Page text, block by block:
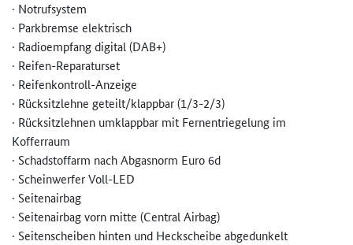
· Notrufsystem
· Parkbremse elektrisch
· Radioempfang digital (DAB+)
· Reifen-Reparaturset
· Reifenkontroll-Anzeige
· Rücksitzlehne geteilt/klappbar (1/3-2/3)
· Rücksitzlehnen umklappbar mit Fernentriegelung im
Kofferraum
· Schadstoffarm nach Abgasnorm Euro 6d
· Scheinwerfer Voll-LED
· Seitenairbag
· Seitenairbag vorn mitte (Central Airbag)
· Seitenscheiben hinten und Heckscheibe abgedunkelt